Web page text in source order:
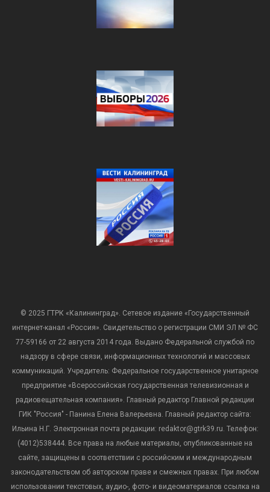
© 2025 ГТРК «Калининград». Сетевое издание «Государственный
интернет-канал «Россия». Свидетельство о регистрации СМИ ЭЛ № ФС
77-59166 от 22 августа 2014 года. Выдано Федеральной службой по
надзору в сфере связи, информационных технологий и массовых
коммуникаций. Учредитель: Федеральное государственное унитарное
предприятие «Всероссийская государственная телевизионная и
радиовещательная компания». Главный редактор Главной редакции
ГИК "Россия" - Панина Елена Валерьевна. Главный редактор сайта:
Ильина Н.Г. Электронная почта редакции: redaktor@gtrk39.ru. Телефон:
(4012)538444. Все права на любые материалы, опубликованные на
сайте, защищены в соответствии с российским и международным
законодательством об авторском праве и смежных правах. При любом
использовании текстовых, аудио-, фото- и видеоматериалов ссылка на